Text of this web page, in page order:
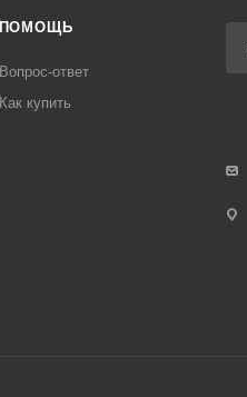
ПОМОЩЬ
Вопрос-ответ
Как купить